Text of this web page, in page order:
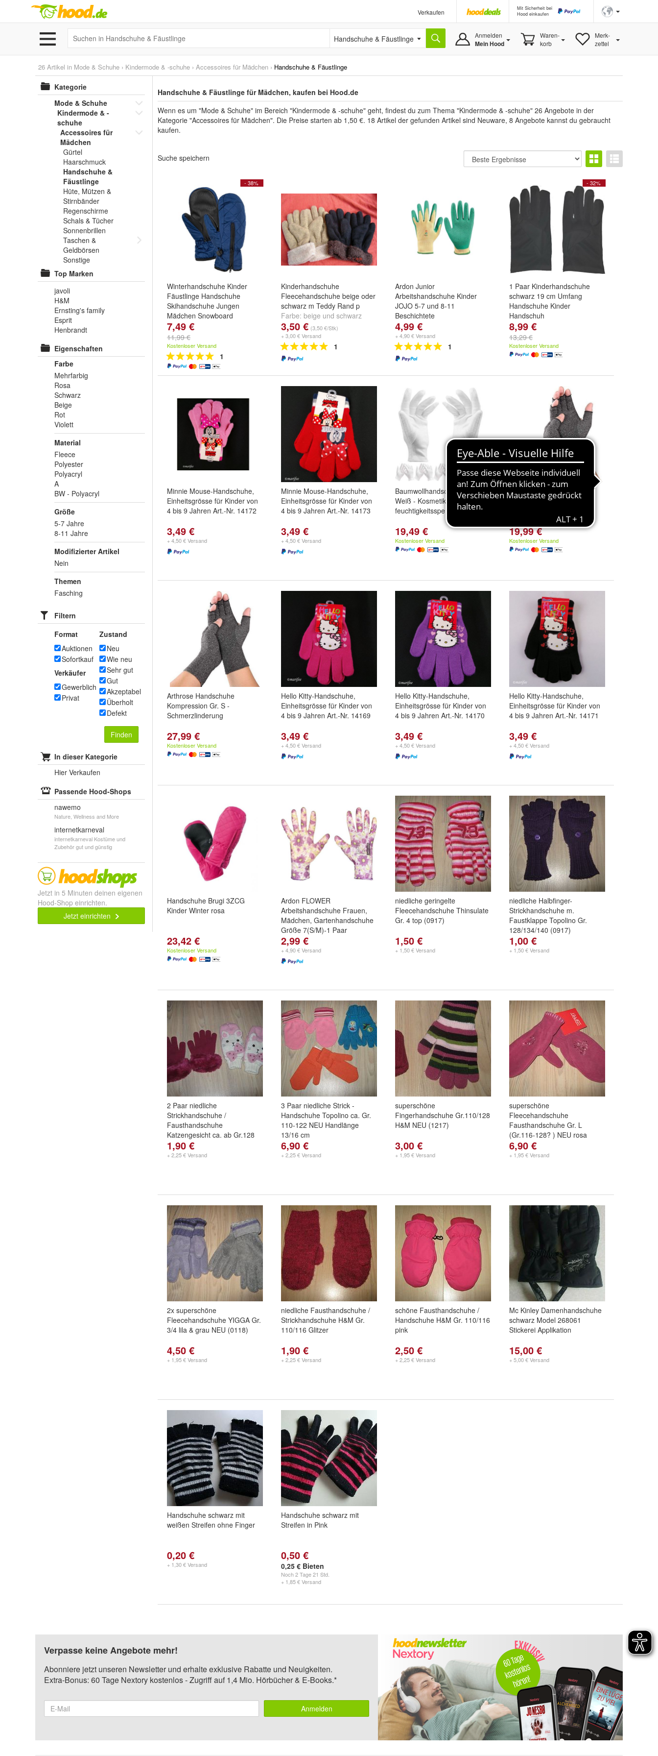
Verkaufen
Mit Sicherheit bei
Hood einkaufen
Handschuhe & Fäustlinge Anmelden
Mein Hood
Waren-
korb
Merk-
zettel
26 Artikel in Mode & Schuhe › Kindermode & -schuhe › Accessoires für Mädchen › Handschuhe & Fäustlinge
Kategorie
Mode & Schuhe
Kindermode & -
schuhe
Accessoires für
Mädchen
Gürtel
Haarschmuck
Handschuhe &
Fäustlinge
Hüte, Mützen &
Stirnbänder
Regenschirme
Schals & Tücher
Sonnenbrillen
Taschen &
Geldbörsen
Sonstige
Top Marken
javoli
H&M
Ernsting's family
Esprit
Henbrandt
Eigenschaften
Farbe
Mehrfarbig
Rosa
Schwarz
Beige
Rot
Violett
Material
Fleece
Polyester
Polyacryl
A
BW - Polyacryl
Größe
5-7 Jahre
8-11 Jahre
Modifizierter Artikel
Nein
Themen
Fasching
Filtern
Format
Auktionen
Sofortkauf
Verkäufer
Gewerblich
Privat
Zustand
Neu
Wie neu
Sehr gut
Gut
Akzeptabel
Überholt
Defekt
Finden
In dieser Kategorie
Hier Verkaufen
Passende Hood-Shops
nawemo
Nature, Wellness and More
internetkarneval
internetkarneval Kostüme und
Zubehör gut und günstig
Jetzt in 5 Minuten deinen eigenen
Hood-Shop einrichten.
Jetzt einrichten
Handschuhe & Fäustlinge für Mädchen, kaufen bei Hood.de
Wenn es um "Mode & Schuhe" im Bereich "Kindermode & -schuhe" geht, findest du zum Thema "Kindermode & -schuhe" 26 Angebote in der
Kategorie "Accessoires für Mädchen". Die Preise starten ab 1,50 €. 18 Artikel der gefunden Artikel sind Neuware, 8 Angebote kannst du gebraucht
kaufen.
Suche speichern
- 38%
Winterhandschuhe Kinder
Fäustlinge Handschuhe
Skihandschuhe Jungen
Mädchen Snowboard
Farbe:Rosa
7,49 €
11,99 €
Kostenloser Versand
1
Kinderhandschuhe
Fleecehandschuhe beige oder
schwarz m Teddy Rand p
Farbe: beige und schwarz
3,50 € (3,50 €/Stk)
+ 3,00 € Versand
1
Ardon Junior
Arbeitshandschuhe Kinder
JOJO 5-7 und 8-11
Beschichtete
Kinderhandschuhe
Größe:5-7 Jahre
Jahre
4,99 €
+ 4,90 € Versand
1
- 32%
1 Paar Kinderhandschuhe
schwarz 19 cm Umfang
Handschuhe Kinder
Handschuh
8,99 €
13,29 €
Kostenloser Versand
Minnie Mouse-Handschuhe,
Einheitsgrösse für Kinder von
4 bis 9 Jahren Art.-Nr. 14172
3,49 €
+ 4,50 € Versand
Minnie Mouse-Handschuhe,
Einheitsgrösse für Kinder von
4 bis 9 Jahren Art.-Nr. 14173
3,49 €
+ 4,50 € Versand
Baumwollhandschuhe 12 Paar
Weiß - Kosmetik
feuchtigkeitsspendend
19,49 €
Kostenloser Versand
Arthrose Handschuhe
Kompression Gr. L -
19,99 €
Kostenloser Versand
Arthrose Handschuhe
Kompression Gr. S -
Schmerzlinderung
27,99 €
Kostenloser Versand
Hello Kitty-Handschuhe,
Einheitsgrösse für Kinder von
4 bis 9 Jahren Art.-Nr. 14169
3,49 €
+ 4,50 € Versand
Hello Kitty-Handschuhe,
Einheitsgrösse für Kinder von
4 bis 9 Jahren Art.-Nr. 14170
3,49 €
+ 4,50 € Versand
Hello Kitty-Handschuhe,
Einheitsgrösse für Kinder von
4 bis 9 Jahren Art.-Nr. 14171
3,49 €
+ 4,50 € Versand
Handschuhe Brugi 3ZCG
Kinder Winter rosa
23,42 €
Kostenloser Versand
Ardon FLOWER
Arbeitshandschuhe Frauen,
Mädchen, Gartenhandschuhe
Größe 7(S/M)-1 Paar
2,99 €
+ 4,90 € Versand
niedliche geringelte
Fleecehandschuhe Thinsulate
Gr. 4 top (0917)
1,50 €
+ 1,50 € Versand
niedliche Halbfinger-
Strickhandschuhe m.
Faustklappe Topolino Gr.
128/134/140 (0917)
1,00 €
+ 1,50 € Versand
2 Paar niedliche
Strickhandschuhe /
Fausthandschuhe
Katzengesicht ca. ab Gr.128
(0917
1,90 €
+ 2,25 € Versand
3 Paar niedliche Strick -
Handschuhe Topolino ca. Gr.
110-122 NEU Handlänge
13/16 cm
6,90 €
+ 2,25 € Versand
superschöne
Fingerhandschuhe Gr.110/128
H&M NEU (1217)
3,00 €
+ 1,95 € Versand
superschöne
Fleecehandschuhe
Fausthandschuhe Gr. L
(Gr.116-128? ) NEU rosa
(0118)
6,90 €
+ 1,95 € Versand
2x superschöne
Fleecehandschuhe YIGGA Gr.
3/4 lila & grau NEU (0118)
4,50 €
+ 1,95 € Versand
niedliche Fausthandschuhe /
Strickhandschuhe H&M Gr.
110/116 Glitzer
1,90 €
+ 2,25 € Versand
schöne Fausthandschuhe /
Handschuhe H&M Gr. 110/116
pink
2,50 €
+ 2,25 € Versand
Mc Kinley Damenhandschuhe
schwarz Model 268061
Stickerei Applikation
15,00 €
+ 5,00 € Versand
Handschuhe schwarz mit
weißen Streifen ohne Finger
0,20 €
+ 1,30 € Versand
Handschuhe schwarz mit
Streifen in Pink
0,50 €
0,25 € Bieten
Noch2 Tage 21 Std.
+ 1,85 € Versand
Verpasse keine Angebote mehr!
Abonniere jetzt unseren Newsletter und erhalte exklusive Rabatte und Neuigkeiten.
Extra-Bonus: 60 Tage Nextory kostenlos - Zugriff auf 1,4 Mio. Hörbücher & E-Books.*
Anmelden